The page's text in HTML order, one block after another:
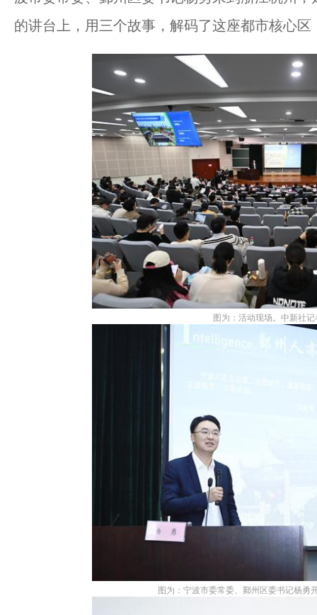
的讲台上，用三个故事，解码了这座都市核心
图为：活动现场。中新社
图为：宁波市委常委、鄞州区委书记杨勇